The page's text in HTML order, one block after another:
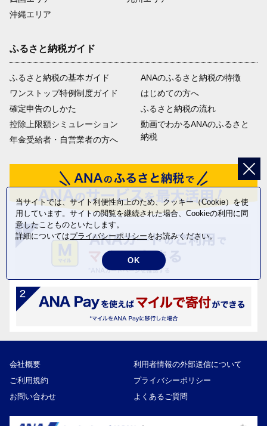
沖縄エリア
ふるさと納税ガイド
ふるさと納税の基本ガイド
ワンストップ特例制度ガイド
確定申告のしかた
控除上限額シミュレーション
年金受給者・自営業者の方へ
ANAのふるさと納税の特徴
はじめての方へ
ふるさと納税の流れ
動画でわかるANAのふるさと
納税
会社概要
利用者情報の外部送信について
ご利用規約
プライバシーポリシー
お問い合わせ
よくあるご質問
当サイトでは、サイト利便性向上のため、クッキー（Cookie）を使
用しています。サイトの閲覧を継続された場合、Cookieの利用に同
意したことものといたします。
詳細についてはプライバシーポリシーをお読みください。
OK